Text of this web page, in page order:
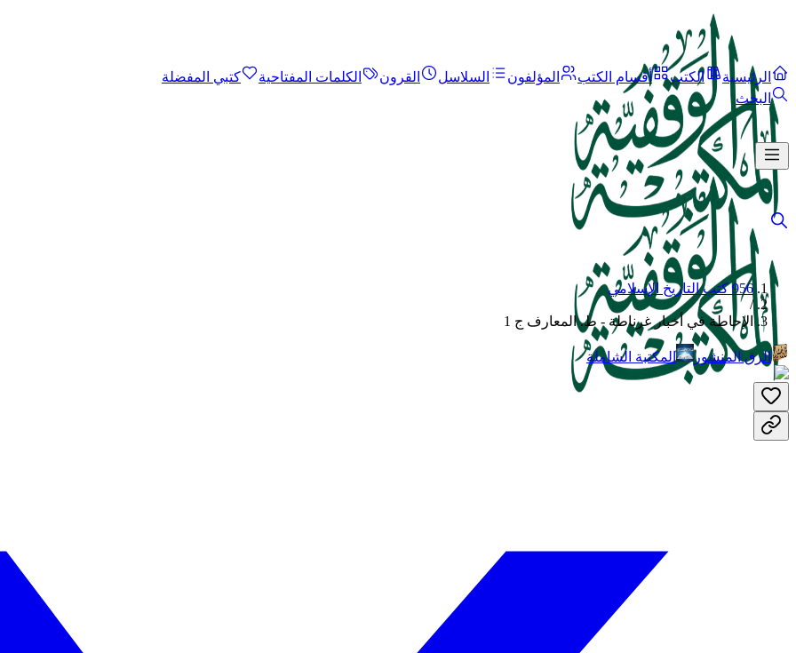
الرئيسية الكتب أقسام الكتب المؤلفون السلاسل القرون الكلمات المفتاحية
كتبي المفضلة
البحث
956 كتب التاريخ الإسلامي
/
الإحاطة في أخبار غرناطة - ط. المعارف ج 1
الرق المنشور المكتبة الشاملة